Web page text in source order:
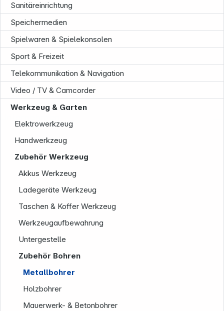
Sanitäreinrichtung
Speichermedien
Spielwaren & Spielekonsolen
Sport & Freizeit
Telekommunikation & Navigation
Video / TV & Camcorder
Werkzeug & Garten
Elektrowerkzeug
Handwerkzeug
Zubehör Werkzeug
Akkus Werkzeug
Ladegeräte Werkzeug
Taschen & Koffer Werkzeug
Werkzeugaufbewahrung
Untergestelle
Zubehör Bohren
Metallbohrer
Holzbohrer
Mauerwerk- & Betonbohrer